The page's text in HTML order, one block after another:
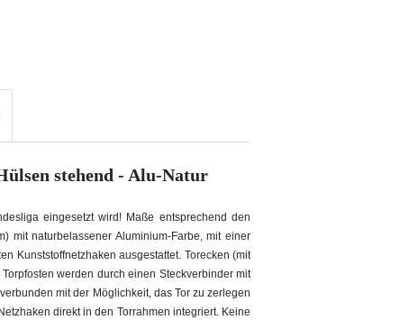
stehend - Alu-Natur
eingesetzt wird! Maße entsprechend den
mit naturbelassener Aluminium-Farbe, mit einer
Kunststoffnetzhaken ausgestattet. Torecken (mit
werden durch einen Steckverbinder mit
mit der Möglichkeit, das Tor zu zerlegen
direkt in den Torrahmen integriert. Keine